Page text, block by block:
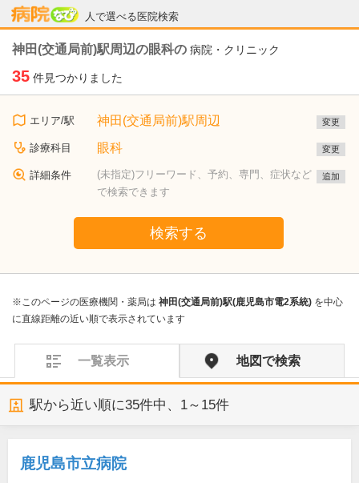
人で選べる医院検索
病院なび
神田(交通局前)駅周辺の眼科の 病院・クリニック
35 件見つかりました
エリア/駅 神田(交通局前)駅周辺 変更
診療科目 眼科 変更
詳細条件
(未指定)フリーワード、予約、専門、症状など
で検索できます
追加
検索する
※このページの医療機関・薬局は 神田(交通局前)駅(鹿児島市電2系統) を中心
に直線距離の近い順で表示されています
一覧表示 地図で検索
駅から近い順に35件中、 1～15件
鹿児島市立病院